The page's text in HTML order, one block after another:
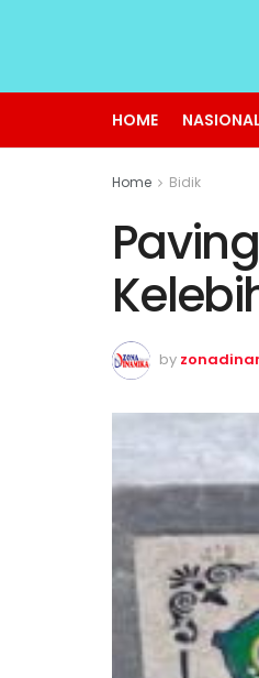
HOME NASIONAL
Home Bidik
by